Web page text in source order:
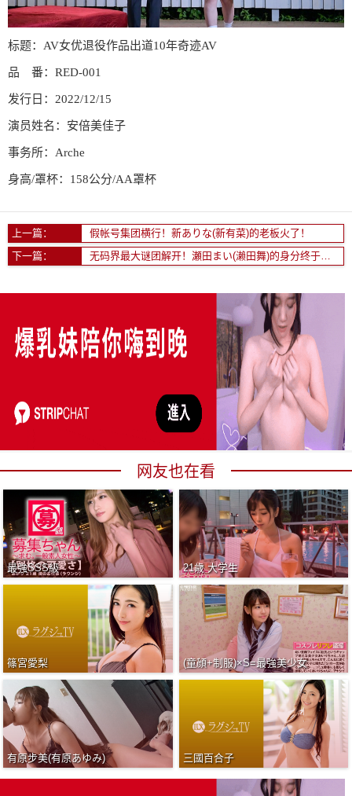
标题：AV女优退役作品出道10年奇迹AV
品 番：RED-001
发行日：2022/12/15
演员姓名：安倍美佳子
事务所：Arche
身高/罩杯：158公分/AA罩杯
上一篇：
假帐号集团横行！新ありな(新有菜)的老板火了！
下一篇：
无码界最大谜团解开！瀬田まい(濑田舞)的身分终于解开！
网友也在看
最強SSS級 21歳 大学生
篠宮愛梨 (童顔+制服)×S=最強美少女
有原步美(有原あゆみ) 三國百合子